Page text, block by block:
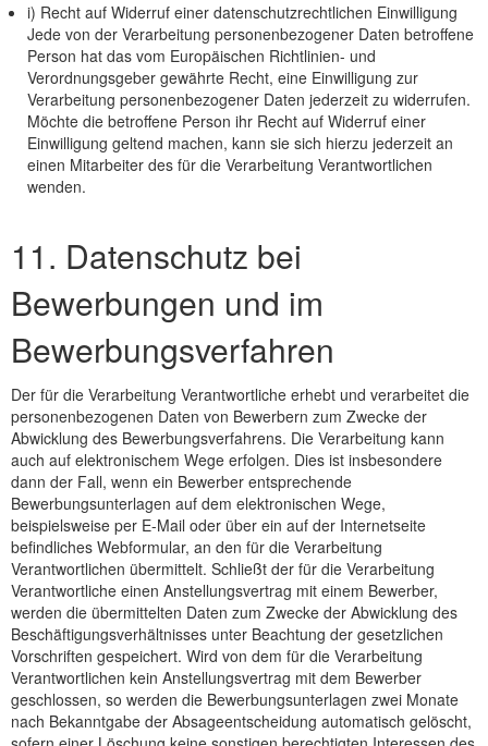
i) Recht auf Widerruf einer datenschutzrechtlichen Einwilligung
Jede von der Verarbeitung personenbezogener Daten betroffene
Person hat das vom Europäischen Richtlinien- und
Verordnungsgeber gewährte Recht, eine Einwilligung zur
Verarbeitung personenbezogener Daten jederzeit zu widerrufen.
Möchte die betroffene Person ihr Recht auf Widerruf einer
Einwilligung geltend machen, kann sie sich hierzu jederzeit an
einen Mitarbeiter des für die Verarbeitung Verantwortlichen
wenden.
11. Datenschutz bei
Bewerbungen und im
Bewerbungsverfahren
Der für die Verarbeitung Verantwortliche erhebt und verarbeitet die
personenbezogenen Daten von Bewerbern zum Zwecke der
Abwicklung des Bewerbungsverfahrens. Die Verarbeitung kann
auch auf elektronischem Wege erfolgen. Dies ist insbesondere
dann der Fall, wenn ein Bewerber entsprechende
Bewerbungsunterlagen auf dem elektronischen Wege,
beispielsweise per E-Mail oder über ein auf der Internetseite
befindliches Webformular, an den für die Verarbeitung
Verantwortlichen übermittelt. Schließt der für die Verarbeitung
Verantwortliche einen Anstellungsvertrag mit einem Bewerber,
werden die übermittelten Daten zum Zwecke der Abwicklung des
Beschäftigungsverhältnisses unter Beachtung der gesetzlichen
Vorschriften gespeichert. Wird von dem für die Verarbeitung
Verantwortlichen kein Anstellungsvertrag mit dem Bewerber
geschlossen, so werden die Bewerbungsunterlagen zwei Monate
nach Bekanntgabe der Absageentscheidung automatisch gelöscht,